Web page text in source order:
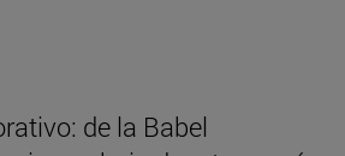
de la Babel